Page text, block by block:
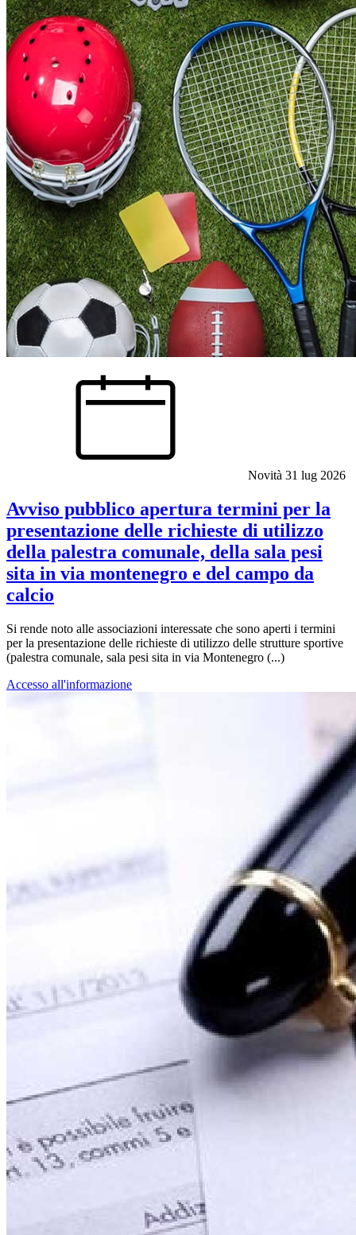
Novità 31 lug 2026
Avviso pubblico apertura termini per la
presentazione delle richieste di utilizzo
della palestra comunale, della sala pesi
sita in via montenegro e del campo da
calcio
Si rende noto alle associazioni interessate che sono aperti i termini
per la presentazione delle richieste di utilizzo delle strutture sportive
(palestra comunale, sala pesi sita in via Montenegro (...)
Accesso all'informazione